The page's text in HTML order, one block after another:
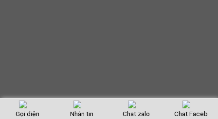
Gọi điện Nhắn tin Chat zalo Chat Faceb